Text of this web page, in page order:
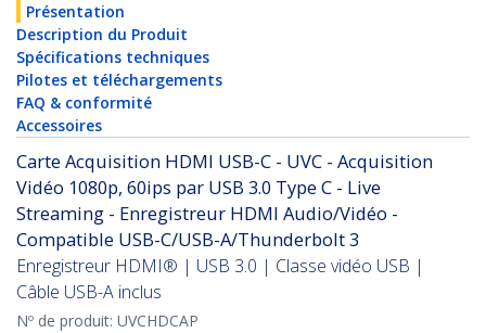
Présentation
Description du Produit
Spécifications techniques
Pilotes et téléchargements
FAQ & conformité
Accessoires
Carte Acquisition HDMI USB-C - UVC - Acquisition
Vidéo 1080p, 60ips par USB 3.0 Type C - Live
Streaming - Enregistreur HDMI Audio/Vidéo -
Compatible USB-C/USB-A/Thunderbolt 3
Enregistreur HDMI® | USB 3.0 | Classe vidéo USB |
Câble USB-A inclus
Nº de produit: UVCHDCAP